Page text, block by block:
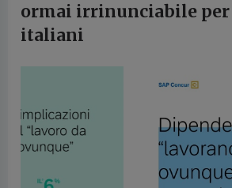
ormai irrinunciabile per
italiani